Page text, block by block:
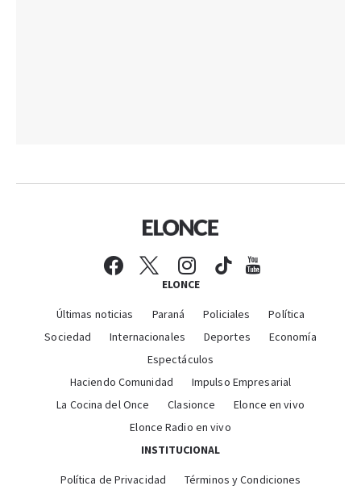
ELONCE
Últimas noticias Paraná Policiales
Política
Sociedad
Internacionales Deportes
Economía
Espectáculos
Haciendo Comunidad
Impulso Empresarial
La Cocina del Once
Clasionce
Elonce en vivo
Elonce Radio en vivo
INSTITUCIONAL
Política de Privacidad Términos y Condiciones